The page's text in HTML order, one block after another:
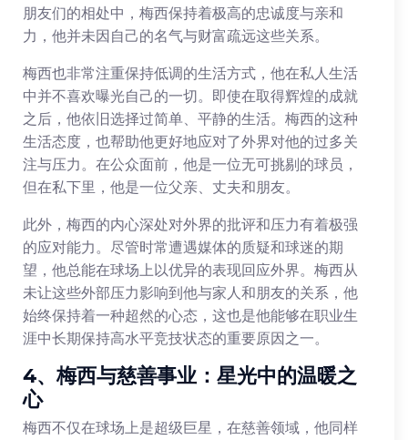
朋友们的相处中，梅西保持着极高的忠诚度与亲和
力，他并未因自己的名气与财富疏远这些关系。
梅西也非常注重保持低调的生活方式，他在私人生活
中并不喜欢曝光自己的一切。即使在取得辉煌的成就
之后，他依旧选择过简单、平静的生活。梅西的这种
生活态度，也帮助他更好地应对了外界对他的过多关
注与压力。在公众面前，他是一位无可挑剔的球员，
但在私下里，他是一位父亲、丈夫和朋友。
此外，梅西的内心深处对外界的批评和压力有着极强
的应对能力。尽管时常遭遇媒体的质疑和球迷的期
望，他总能在球场上以优异的表现回应外界。梅西从
未让这些外部压力影响到他与家人和朋友的关系，他
始终保持着一种超然的心态，这也是他能够在职业生
涯中长期保持高水平竞技状态的重要原因之一。
4、梅西与慈善事业：星光中的温暖之
心
梅西不仅在球场上是超级巨星，在慈善领域，他同样